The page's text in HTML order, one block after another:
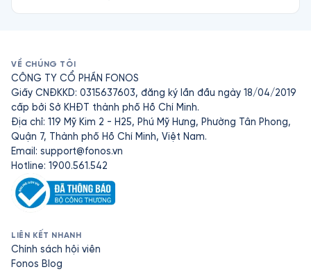
VỀ CHÚNG TÔI
CÔNG TY CỔ PHẦN FONOS
Giấy CNĐKKD: 0315637603, đăng ký lần đầu ngày 18/04/2019
cấp bởi Sở KHĐT thành phố Hồ Chí Minh.
Địa chỉ: 119 Mỹ Kim 2 - H25, Phú Mỹ Hưng, Phường Tân Phong,
Quận 7, Thành phố Hồ Chí Minh, Việt Nam.
Email: support@fonos.vn
Hotline: 1900.561.542
LIÊN KẾT NHANH
Chính sách hội viên
Fonos Blog